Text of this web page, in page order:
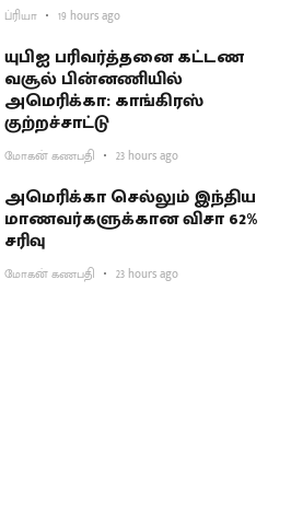
ப்ரியா 19 hours ago
யுபிஐ பரிவர்த்தனை கட்டண
வசூல் பின்னணியில்
அமெரிக்கா: காங்கிரஸ்
குற்றச்சாட்டு
மோகன் கணபதி 23 hours ago
அமெரிக்கா செல்லும் இந்திய
மாணவர்களுக்கான விசா 62%
சரிவு
மோகன் கணபதி 23 hours ago